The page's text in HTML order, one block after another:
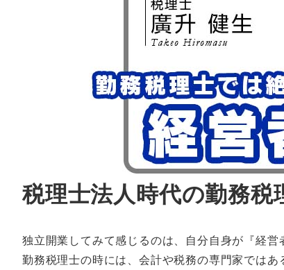
税理士法人時代の勤務
独立開業してみて感じるのは、自分自身が『経営
勤務税理士の時には、会計や税務の専門家では